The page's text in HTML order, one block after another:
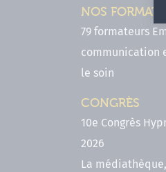
NOS
79 formateurs
communication
le soin
CONGRÈS
10e Congrès
2026
La